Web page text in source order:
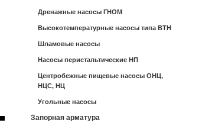
Дренажные насосы ГНОМ
Высокотемпературные насосы типа ВТН
Шламовые насосы
Насосы перистальтические НП
Центробежные пищевые насосы ОНЦ,
НЦС, НЦ
Угольные насосы
Запорная арматура